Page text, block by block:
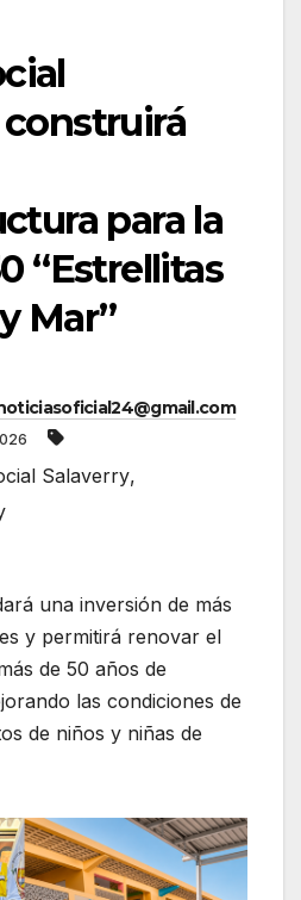
para la
“Estrellitas
Mar”
Salaverry,
una inversión de más
y permitirá renovar el
de 50 años de
las condiciones de
de niños y niñas de